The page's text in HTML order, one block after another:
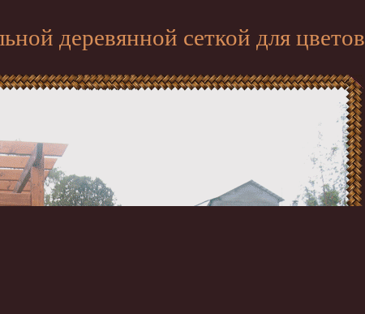
деревянной сеткой для цветов